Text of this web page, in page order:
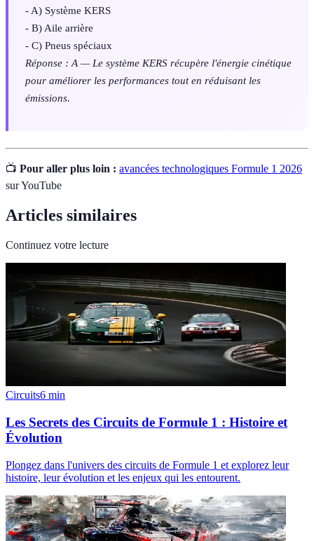
- A) Système KERS
- B) Aile arrière
- C) Pneus spéciaux
Réponse : A — Le système KERS récupère l'énergie cinétique
pour améliorer les performances tout en réduisant les
émissions.
📺 Pour aller plus loin : avancées technologiques Formule 1 2026
sur YouTube
Articles similaires
Continuez votre lecture
Circuits6 min
Les Secrets des Circuits de Formule 1 : Histoire et
Évolution
Plongez dans l'univers des circuits de Formule 1 et explorez leur
histoire, leur évolution et les enjeux qui les entourent.